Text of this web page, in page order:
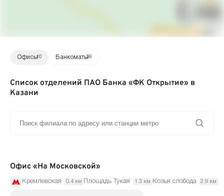
Офисы10 Банкоматы39
Список отделений ПАО Банка «ФК Открытие» в
Казани
Офис «На Московской»
Кремлевская 0.4 км Площадь Тукая 1.3 км Козья слобода 2.9 км